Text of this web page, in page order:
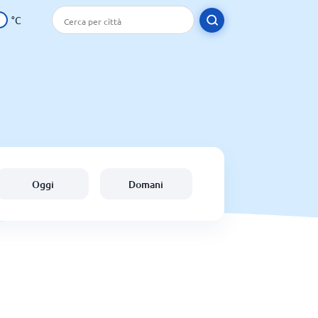
°C
Oggi Domani